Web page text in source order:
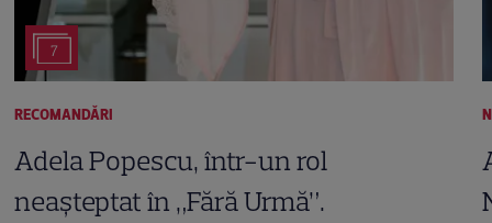
7
RECOMANDĂRI
Adela Popescu, într-un rol
neașteptat în „Fără Urmă”.